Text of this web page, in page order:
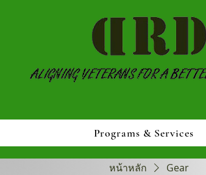
Programs & Services
หน้าหลัก Gear